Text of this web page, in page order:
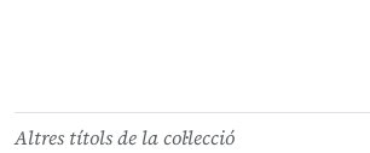
Altres títols de la col·lecció